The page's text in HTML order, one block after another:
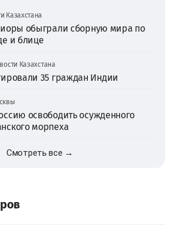
Казахстана
обыграли сборную мира по
и блице
Казахстана
35 граждан Индии
освободить осужденного
морпеха
Смотреть все →